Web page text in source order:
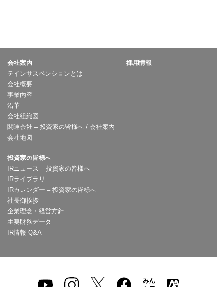
会社案内
テインサスペンションとは
会社概要
事業内容
沿革
会社組織図
関連会社 – 投資家の皆様へ / 会社案内
会社地図
採用情報
投資家の皆様へ
IRニュース – 投資家の皆様へ
IRライブラリ
IRカレンダー – 投資家の皆様へ
社長御挨拶
企業理念・経営方針
主要財務データ
IR情報 Q&A